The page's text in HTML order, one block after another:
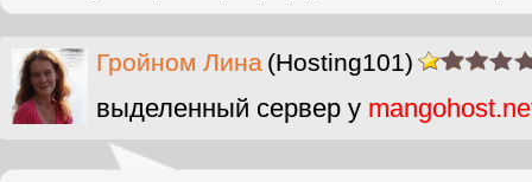
Гройном Лина (Hosting101)
выделенный сервер у